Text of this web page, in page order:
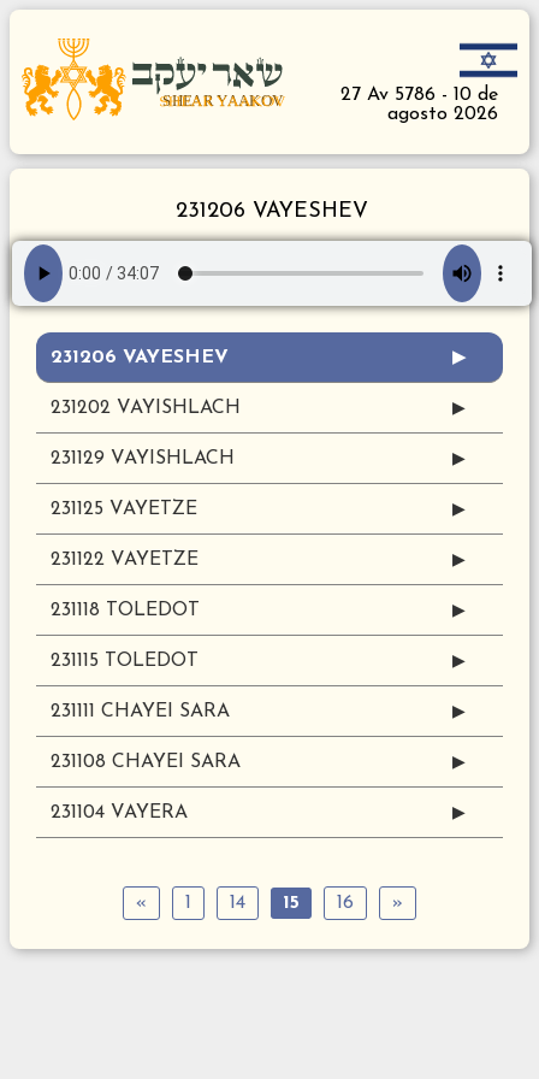
27 Av 5786 - 10 de
agosto 2026
231206 VAYESHEV
231206 VAYESHEV ▶
231202 VAYISHLACH ▶
231129 VAYISHLACH ▶
231125 VAYETZE ▶
231122 VAYETZE ▶
231118 TOLEDOT ▶
231115 TOLEDOT ▶
231111 CHAYEI SARA ▶
231108 CHAYEI SARA ▶
231104 VAYERA ▶
« 1 14 15 16 »